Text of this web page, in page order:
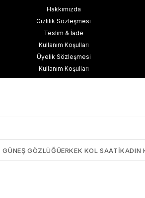
Hakkımızda
Gizlilik Sözleşmesi
Teslim & İade
Kullanım Koşulları
Üyelik Sözleşmesi
Kullanım Koşulları
Mesafeli Satış Sözleşmesi
Blog
GÜNEŞ GÖZLÜĞÜERKEK KOL SAATIKADIN